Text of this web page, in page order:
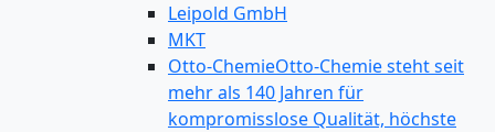
Leipold GmbH
MKT
Otto-ChemieOtto-Chemie steht seit
mehr als 140 Jahren für
kompromisslose Qualität, höchste